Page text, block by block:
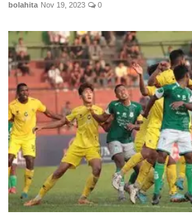
bolahita Nov 19, 2023 0